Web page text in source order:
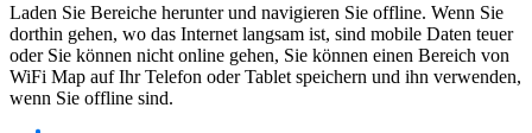
Laden Sie Bereiche herunter und navigieren Sie offline. Wenn Sie
dorthin gehen, wo das Internet langsam ist, sind mobile Daten teuer
oder Sie können nicht online gehen, Sie können einen Bereich von
WiFi Map auf Ihr Telefon oder Tablet speichern und ihn verwenden,
wenn Sie offline sind.